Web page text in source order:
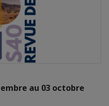
au 03 octobre